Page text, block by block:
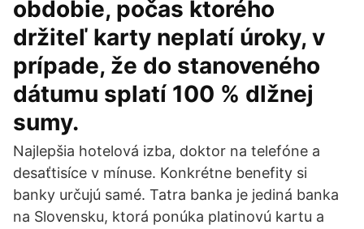
obdobie, počas ktorého
držiteľ karty neplatí úroky, v
prípade, že do stanoveného
dátumu splatí 100 % dlžnej
sumy.
Najlepšia hotelová izba, doktor na telefóne a
desaťtisíce v mínuse. Konkrétne benefity si
banky určujú samé. Tatra banka je jediná banka
na Slovensku, ktorá ponúka platinovú kartu a